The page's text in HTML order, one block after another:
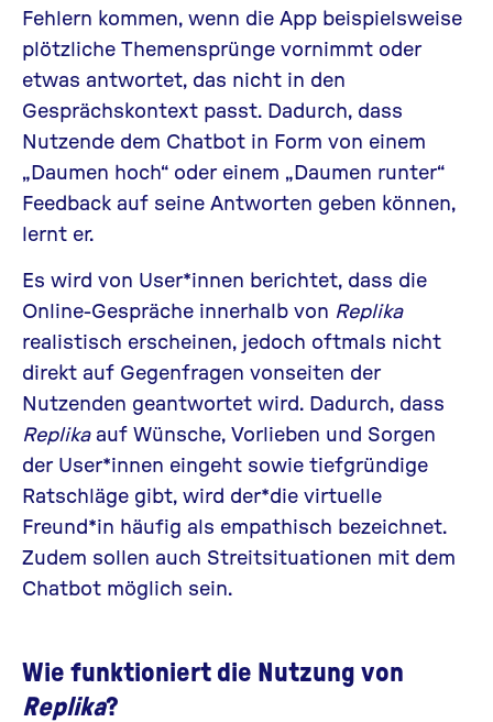
Fehlern kommen, wenn die App beispielsweise
plötzliche Themensprünge vornimmt oder
etwas antwortet, das nicht in den
Gesprächskontext passt. Dadurch, dass
Nutzende dem Chatbot in Form von einem
„Daumen hoch“ oder einem „Daumen runter“
Feedback auf seine Antworten geben können,
lernt er.
Es wird von User*innen berichtet, dass die
Online-Gespräche innerhalb von Replika
realistisch erscheinen, jedoch oftmals nicht
direkt auf Gegenfragen vonseiten der
Nutzenden geantwortet wird. Dadurch, dass
Replikaauf Wünsche, Vorlieben und Sorgen
der User*innen eingeht sowie tiefgründige
Ratschläge gibt, wird der*die virtuelle
Freund*in häufig als empathisch bezeichnet.
Zudem sollen auch Streitsituationen mit dem
Chatbot möglich sein.
Wie funktioniert die Nutzung von
Replika?